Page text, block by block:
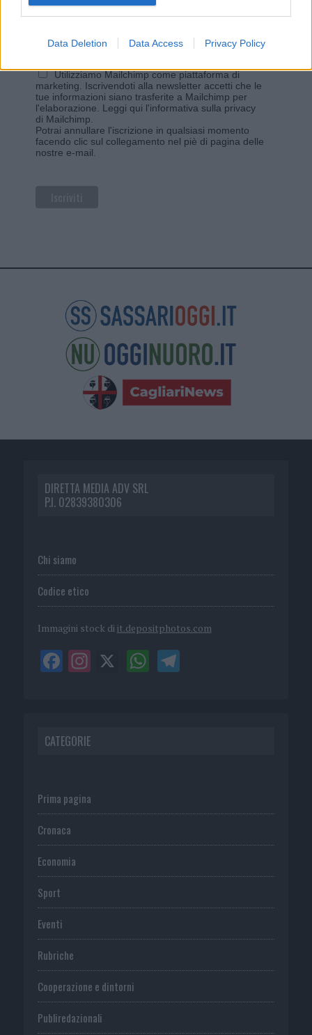
Data Deletion Data Access Privacy Policy
Indirizzo email*
Utilizziamo Mailchimp come piattaforma di
marketing. Iscrivendoti alla newsletter accetti che le
tue informazioni siano trasferite a Mailchimp per
l'elaborazione. Leggi qui l'informativa sulla privacy
di Mailchimp
Potrai annullare l'iscrizione in qualsiasi momento
facendo clic sul collegamento nel piè di pagina delle
nostre e-mail.
DIRETTA MEDIA ADV SRL
P.I. 02839380306
Chi siamo
Codice etico
Immagini stock di it.depositphotos.com
CATEGORIE
Prima pagina
Cronaca
Economia
Sport
Eventi
Rubriche
Cooperazione e dintorni
Publiredazionali